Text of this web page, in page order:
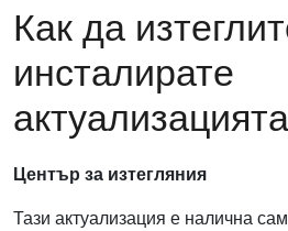
Как да
инсталирате
актуализацията
Център за изтегляния
Тази актуализация е налична